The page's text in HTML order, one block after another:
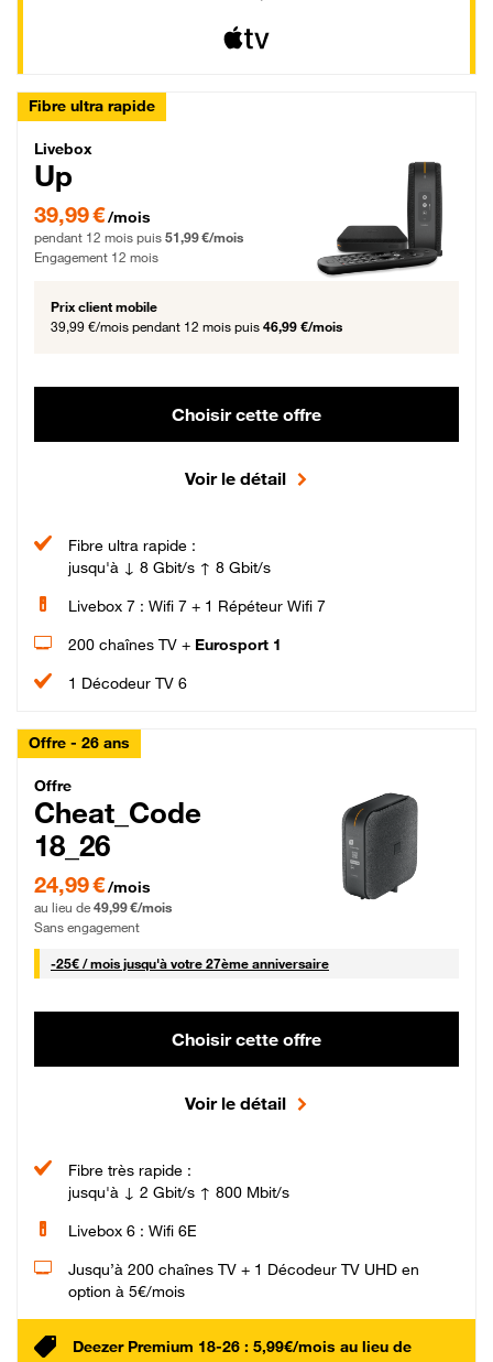
Fibre ultra rapide
Livebox Up Fibre
Livebox
Up
39,99 € par mois pendant 12 mois puis 51,99 € par mois, Engagement 12 mois
39,99 €/mois
pendant 12 mois puis 51,99 €/mois
Engagement 12 mois
Prix client mobile
39,99 €/mois pendant 12 mois puis 46,99 €/mois
Choisir cette offre
Voir le détail
Fibre ultra rapide :
jusqu'à ↓ 8 Gbit/s ↑ 8 Gbit/s
Livebox 7 : Wifi 7 + 1 Répéteur Wifi 7
200 chaînes TV + Eurosport 1
1 Décodeur TV 6
Offre - 26 ans
Cheat_Code Fibre_18_26
Offre
Cheat_Code
18_26
24,99 € par mois pendant 0 mois puis 49,99 € par mois, Sans engagement
24,99 €/mois
au lieu de 49,99 €/mois
Sans engagement
-25€ / mois25 € par mois
jusqu'à votre 27ème anniversaire
Choisir cette offre
Voir le détail
Fibre très rapide :
jusqu'à ↓ 2 Gbit/s ↑ 800 Mbit/s
Livebox 6 : Wifi 6E
Jusqu’à 200 chaînes TV + 1 Décodeur TV UHD en
option à 5€/mois
Deezer Premium 18-26 : 5,99€/mois au lieu de